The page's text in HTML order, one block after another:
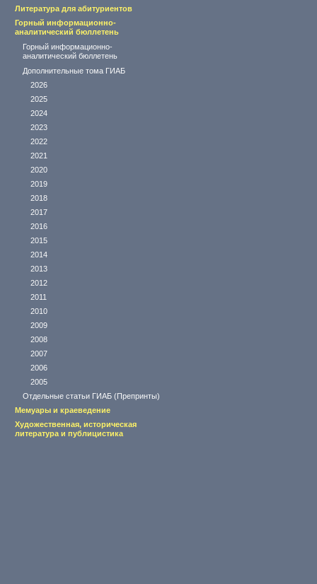
Литература для абитуриентов
Горный информационно-
аналитический бюллетень
Горный информационно-
аналитический бюллетень
Дополнительные тома ГИАБ
2026
2025
2024
2023
2022
2021
2020
2019
2018
2017
2016
2015
2014
2013
2012
2011
2010
2009
2008
2007
2006
2005
Отдельные статьи ГИАБ (Препринты)
Мемуары и краеведение
Художественная, историческая
литература и публицистика